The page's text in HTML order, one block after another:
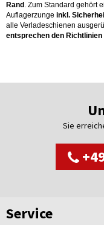
Rand . Zum Standard gehört
Auflagerzunge inkl.
alle Verladeschienen
entsprechen den
Sie
Service